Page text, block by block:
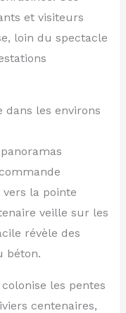
et visiteurs
loin du spectacle
dans les environs
la pointe
veille sur les
révèle des
béton.
les pentes
centenaires,